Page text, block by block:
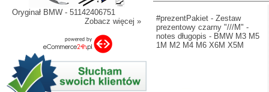
Oryginał BMW - 51142406751
Zobacz więcej »
#prezentPakiet - Zestaw
prezentowy czarny "///M" -
notes długopis - BMW M3 M5
1M M2 M4 M6 X6M X5M